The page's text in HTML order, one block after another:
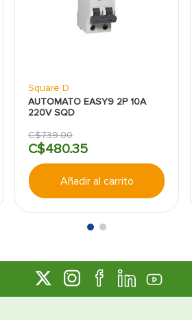
Square D
AUTOMATO EASY9 2P 10A
220V SQD
C$739.00
C$480.35
Añadir al carrito